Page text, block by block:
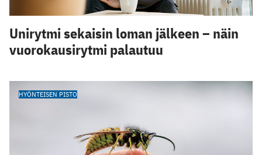
Unirytmi sekaisin loman jälkeen – näin
vuorokausirytmi palautuu
HYÖNTEISEN PISTO